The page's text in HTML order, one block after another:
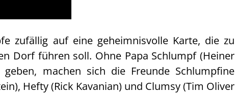
zufällig auf eine geheimnisvolle Karte, die zu
Dorf führen soll. Ohne Papa Schlumpf (Heiner
machen sich die Freunde Schlumpfine
Hefty (Rick Kavanian) und Clumsy (Tim Oliver